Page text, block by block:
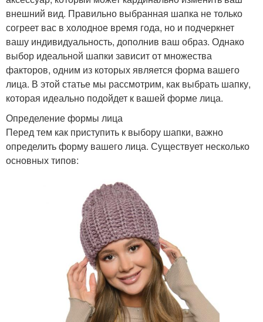
внешний вид. Правильно выбранная шапка не только
согреет вас в холодное время года, но и подчеркнет
вашу индивидуальность, дополнив ваш образ. Однако
выбор идеальной шапки зависит от множества
факторов, одним из которых является форма вашего
лица. В этой статье мы рассмотрим, как выбрать шапку,
которая идеально подойдет к вашей форме лица.
Определение формы лица
Перед тем как приступить к выбору шапки, важно
определить форму вашего лица. Существует несколько
основных типов: